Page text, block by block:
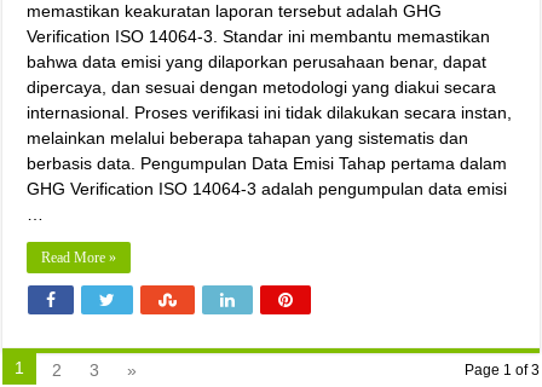
memastikan keakuratan laporan tersebut adalah GHG
Verification ISO 14064-3. Standar ini membantu memastikan
bahwa data emisi yang dilaporkan perusahaan benar, dapat
dipercaya, dan sesuai dengan metodologi yang diakui secara
internasional. Proses verifikasi ini tidak dilakukan secara instan,
melainkan melalui beberapa tahapan yang sistematis dan
berbasis data. Pengumpulan Data Emisi Tahap pertama dalam
GHG Verification ISO 14064-3 adalah pengumpulan data emisi
…
Read More »
Page 1 of 3
1 2 3 »